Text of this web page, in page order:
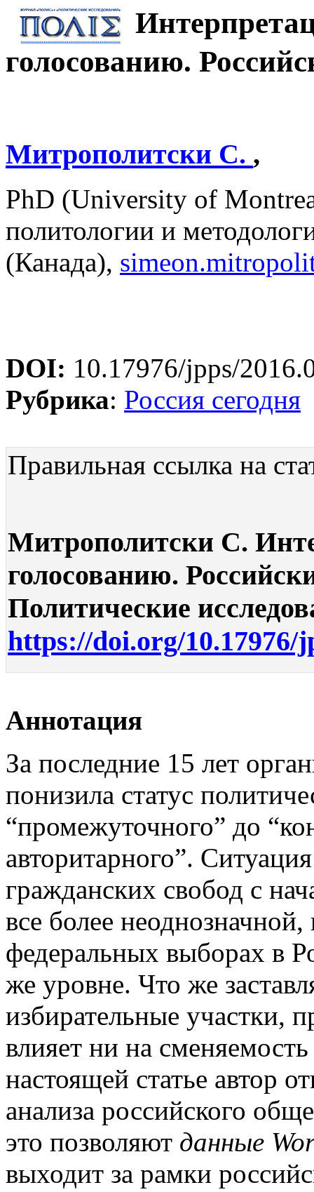
голосованию.
Митрополитски С. ,
PhD (University of
политологии и
(Канада),
DOI: 10.17976/jpps/
Рубрика: Россия сегодня
Правильная ссылка на
Митрополитски С.
голосованию.
Политические
https://doi.org/10.17976/
Аннотация
За последние 15 лет
понизила статус
“промежуточного” до
авторитарного”.
гражданских свобод с
все более
федеральных выборах в
же уровне. Что же
избирательные участки,
влияет ни на
настоящей статье автор
анализа российского
это позволяют данные
выходит за рамки